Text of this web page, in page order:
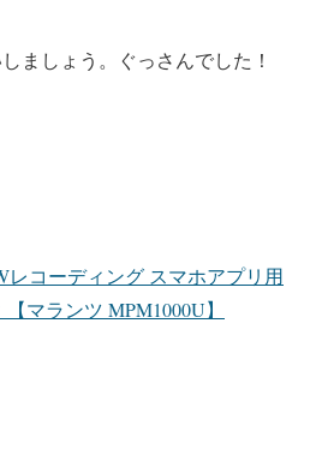
ましょう。ぐっさんでした！
レコーディング スマホアプリ用
マランツ MPM1000U】